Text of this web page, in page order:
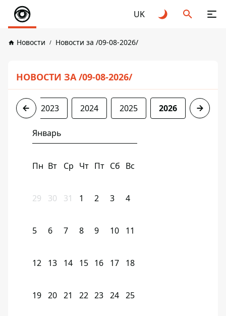
UK
Новости Новости за /09-08-2026/
НОВОСТИ ЗА /09-08-2026/
2022 2023 2024 2025 2026
Январь
Пн Вт Ср Чт Пт Сб Вс
29 30 31 1 2 3 4
5 6 7 8 9 10 11
12 13 14 15 16 17 18
19 20 21 22 23 24 25